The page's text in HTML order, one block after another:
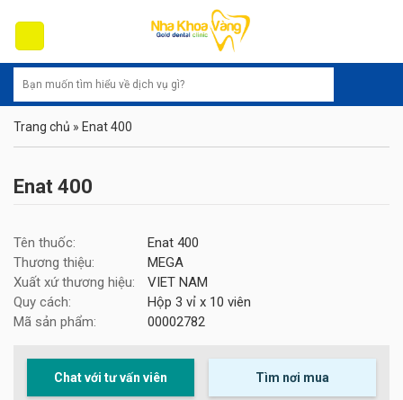
content
Trang chủ » Enat 400
Enat 400
Tên thuốc:
Enat 400
Thương thiệu:
MEGA
Xuất xứ thương hiệu:
VIET NAM
Quy cách:
Hộp 3 vỉ x 10 viên
Mã sản phẩm:
00002782
Chat với tư vấn viên Tìm nơi mua